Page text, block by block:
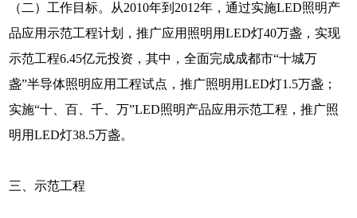
（二）工作目标。从2010年到2012年，通过实施LED照明产
品应用示范工程计划，推广应用照明用LED灯40万盏，实现
示范工程6.45亿元投资，其中，全面完成成都市“十城万
盏”半导体照明应用工程试点，推广照明用LED灯1.5万盏；
实施“十、百、千、万”LED照明产品应用示范工程，推广照
明用LED灯38.5万盏。
三、示范工程